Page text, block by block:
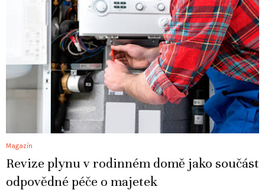
Magazín
Revize plynu v rodinném domě jako součást
odpovědné péče o majetek